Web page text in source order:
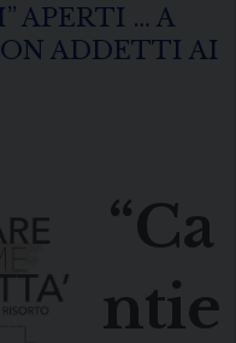
APERTI … A
ADDETTI AI
“Ca
ntie